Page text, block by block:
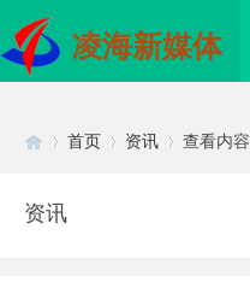
凌海新媒体
首页 资讯 查看内容
资讯